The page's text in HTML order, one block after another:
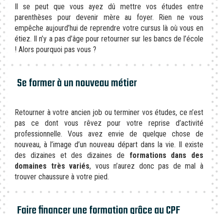
Il se peut que vous ayez dû mettre vos études entre
parenthèses pour devenir mère au foyer. Rien ne vous
empêche aujourd’hui de reprendre votre cursus là où vous en
étiez. Il n’y a pas d’âge pour retourner sur les bancs de l’école
! Alors pourquoi pas vous ?
Se former à un nouveau métier
Retourner à votre ancien job ou terminer vos études, ce n’est
pas ce dont vous rêvez pour votre reprise d’activité
professionnelle. Vous avez envie de quelque chose de
nouveau, à l’image d’un nouveau départ dans la vie. Il existe
des dizaines et des dizaines de formations dans des
domaines très variés, vous n’aurez donc pas de mal à
trouver chaussure à votre pied.
Faire financer une formation grâce au CPF